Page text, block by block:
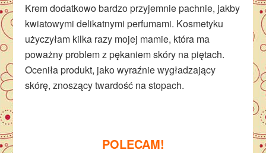
Krem dodatkowo bardzo przyjemnie pachnie, jakby
kwiatowymi delikatnymi perfumami. Kosmetyku
użyczyłam kilka razy mojej mamie, która ma
poważny problem z pękaniem skóry na piętach.
Oceniła produkt, jako wyraźnie wygładzający
skórę, znoszący twardość na stopach.
POLECAM!